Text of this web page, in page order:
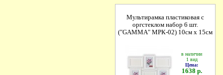
Мультирамка пластиковая с
оргстеклом набор 6 шт.
("GAMMA" МРК-02) 10см х 15см
в наличии
1 вид
Цена:
1638 р.